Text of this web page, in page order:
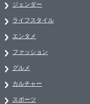
ジェンダー
ライフスタイル
エンタメ
ファッション
グルメ
カルチャー
スポーツ